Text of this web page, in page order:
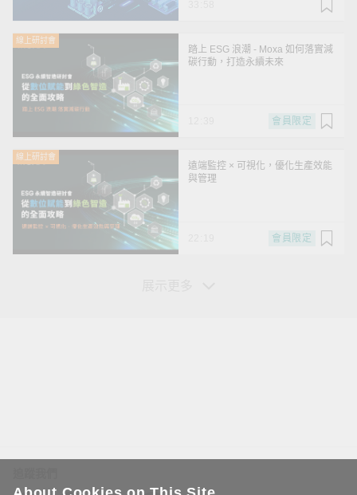
線上研討會
踏上 ESG 浪潮 - Moxa 如何落實減
碳行動，打造永續未來
會員限定
線上研討會
遠端監控 × 可視化，優化生產效能
與管理
會員限定